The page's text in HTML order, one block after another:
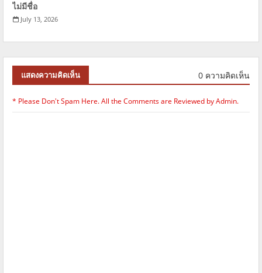
ไม่มีชื่อ
July 13, 2026
แสดงความคิดเห็น 0 ความคิดเห็น
* Please Don't Spam Here. All the Comments are Reviewed by Admin.